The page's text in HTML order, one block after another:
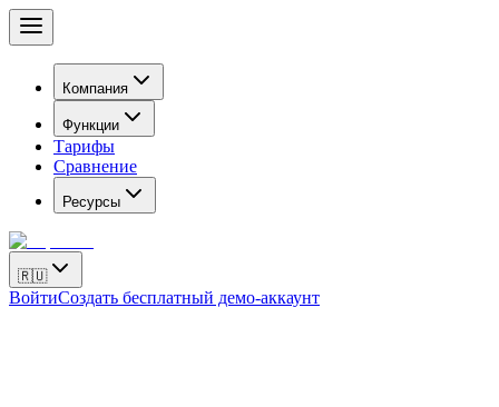
Компания
Функции
Тарифы
Сравнение
Ресурсы
🇷🇺
ВойтиСоздать бесплатный демо-аккаунт